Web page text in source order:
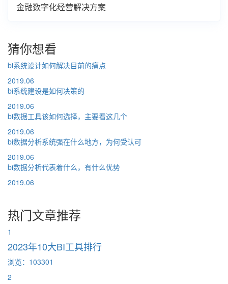
金融数字化经营解决方案
猜你想看
bi系统设计如何解决目前的痛点
2019.06
bi系统建设是如何决策的
2019.06
bi数据工具该如何选择，主要看这几个
2019.06
bi数据分析系统强在什么地方，为何受认可
2019.06
bi数据分析代表着什么，有什么优势
2019.06
热门文章推荐
1
2023年10大BI工具排行
浏览：103301
2